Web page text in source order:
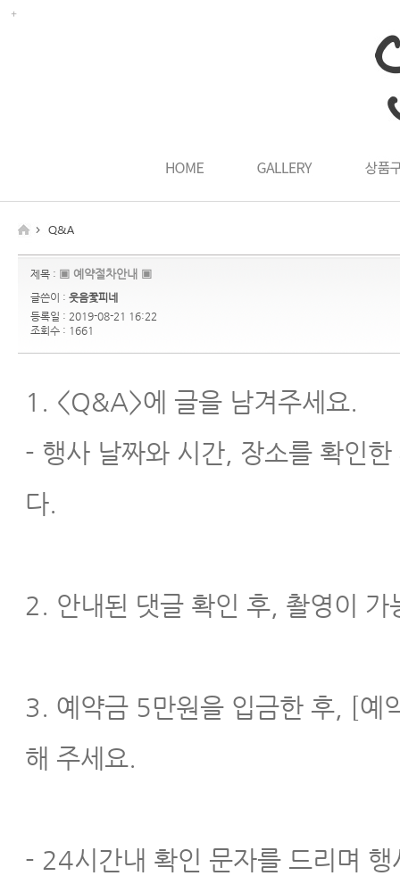
제목 : ▣ 예약절차안내 ▣
글쓴이 : 웃음꽃피네
등록일 : 2019-08-21 16:22
조회수 : 1661
1. <Q&A>에 글을 남겨주세요.
- 행사 날짜와 시간, 장소를 확인
다.
2. 안내된 댓글 확인 후, 촬영이
3. 예약금 5만원을 입금한 후, [예
해 주세요.
- 24시간내 확인 문자를 드리며